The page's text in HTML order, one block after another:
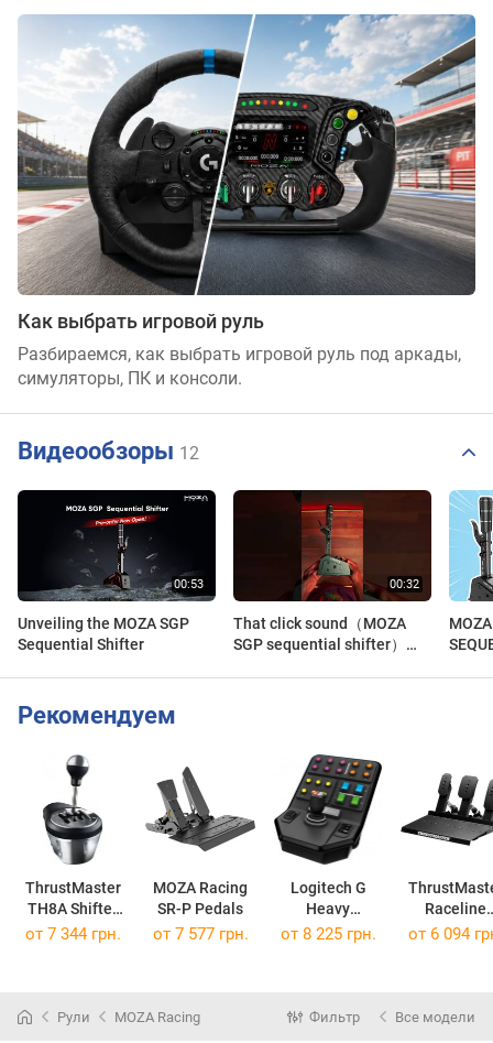
Как выбрать игровой руль
Разбираемся, как выбрать игровой руль под аркады,
симуляторы, ПК и консоли.
Видеообзоры 12
Unveiling the MOZA SGP
Sequential Shifter
That click sound（MOZA
SGP sequential shifter）
Рекомендуем
ThrustMaster
TH8A Shifter
ADD-On One
MOZA Racing
SR-P Pedals
Logitech G
Heavy
Equipment Side
Raceline
Pedals III
от 7 344 грн. от 7 577 грн. от 8 225 грн. от 6 094
Рули MOZA Racing Фильтр Все модели